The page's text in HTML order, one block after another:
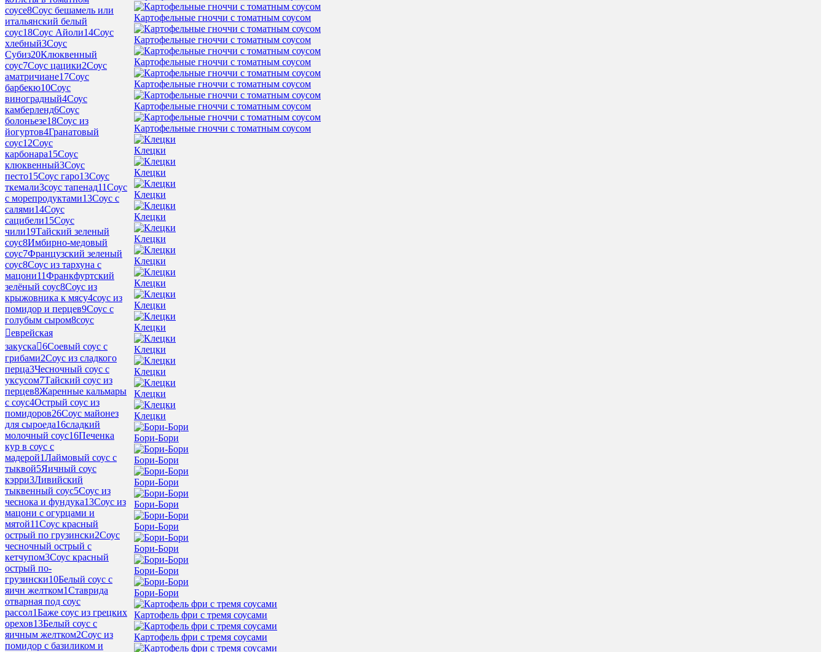
соусе8Соус бешамель или
итальянский белый
соус18Соус Айоли14Соус
хлебный3Соус
Субиз20Клюквенный
соус7Соус цацики2Соус
аматричиане17Соус
барбекю10Соус
виноградный4Соус
камберленд6Соус
болоньезе18Соус из
йогуртов4Гранатовый
соус12Соус
карбонара15Соус
клюквенный3Соус
песто15Соус гаро13Соус
ткемали3соус тапенад11Соус
с морепродуктами13Соус с
салями14Соус
сацибели15Соус
чили19Тайский зеленый
соус8Имбирно-медовый
соус7Французский зеленый
соус8Соус из тархуна с
мацони11Франкфуртский
зелёный соус8Соус из
крыжовника к мясу4соус из
помидор и перцев9Соус с
голубым сыром8соус
еврейская
закуска6Соевый соус с
грибами2Соус из сладкого
перца3Чесночный соус с
уксусом7Тайский соус из
перцев8Жаренные кальмары
с соус4Острый соус из
помидоров26Соус майонез
для сыроеда16сладкий
молочный соус16Печенка
кур в соус с
мадерой1Лаймовый соус с
тыквой5Яичный соус
кэрри3Ливийский
тыквенный соус5Соус из
чеснока и фундука13Соус из
мацони с огурцами и
мятой11Соус красный
острый по грузински2Соус
чесночный острый с
кетчупом3Соус красный
острый по-
грузински10Белый соус с
яичн желтком1Ставрида
отварная под соус
рассол1Баже соус из грецких
орехов13Белый соус с
яичным желтком2Соус из
помидор с базиликом и
Картофельные гноччи с томатным соусом
Картофельные гноччи с томатным соусом
Картофельные гноччи с томатным соусом
Картофельные гноччи с томатным соусом
Картофельные гноччи с томатным соусом
Картофельные гноччи с томатным соусом
Клецки
Клецки
Клецки
Клецки
Клецки
Клецки
Клецки
Клецки
Клецки
Клецки
Клецки
Клецки
Клецки
Бори-Бори
Бори-Бори
Бори-Бори
Бори-Бори
Бори-Бори
Бори-Бори
Бори-Бори
Бори-Бори
Картофель фри с тремя соусами
Картофель фри с тремя соусами